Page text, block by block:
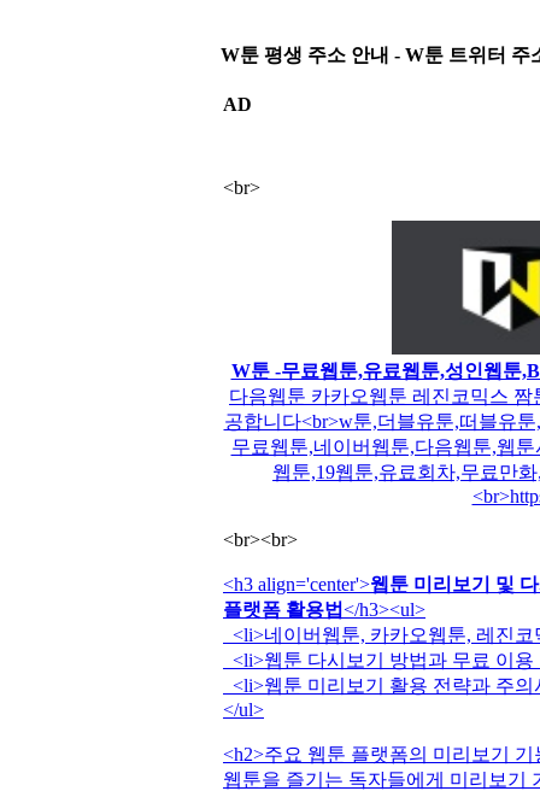
W툰 평생 주소 안내 - W툰 트위터 주
AD
<br>
W툰 -무료웹툰,유료웹툰,성인웹툰
다음웹툰 카카오웹툰 레진코믹스
공합니다<br>w툰,더블유툰,떠블유
무료웹툰,네이버웹툰,다음웹툰,웹
웹툰,19웹툰,유료회차,무료만
<br><br>
<h3 align='center'>웹툰 미리보기 및
플랫폼 활용법</h3><ul>
<li>네이버웹툰, 카카오웹툰, 레진
<li>웹툰 다시보기 방법과 무료 이용
<li>웹툰 미리보기 활용 전략과 주의
</ul>
<h2>주요 웹툰 플랫폼의 미리보기 기
웹툰을 즐기는 독자들에게 미리보기